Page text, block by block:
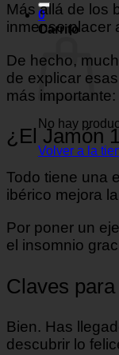
0
Carrito
No hay
Volver a la
Más allá de los
inmenso placer
De hecho,
de explicar
más
¿El Jamón
Todo tiene una
ibérico mejora
Por poner un
el insomnio
Claves
Bien. Has
descubrir lo